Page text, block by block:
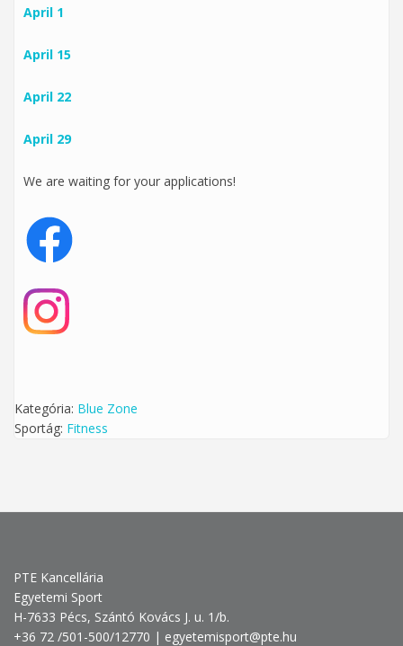
April 1
April 15
April 22
April 29
We are waiting for your applications!
Kategória: Blue Zone
Sportág: Fitness
PTE Kancellária
Egyetemi Sport
H-7633 Pécs, Szántó Kovács J. u. 1/b.
+36 72 /501-500/12770 | egyetemisport@pte.hu